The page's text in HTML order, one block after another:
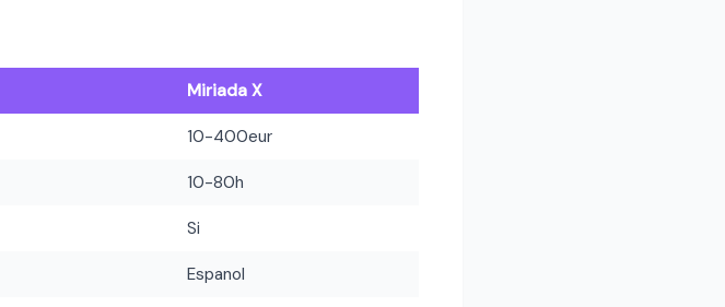
Miriada X
10-400eur
10-80h
Si
Espanol